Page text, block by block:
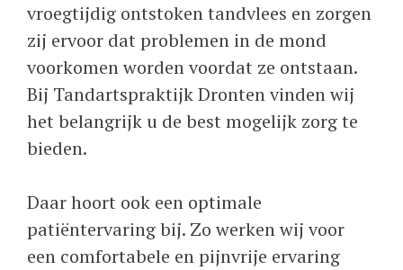
vroegtijdig ontstoken tandvlees en zorgen
zij ervoor dat problemen in de mond
voorkomen worden voordat ze ontstaan.
Bij Tandartspraktijk Dronten vinden wij
het belangrijk u de best mogelijk zorg te
bieden.
Daar hoort ook een optimale
patiëntervaring bij. Zo werken wij voor
een comfortabele en pijnvrije ervaring